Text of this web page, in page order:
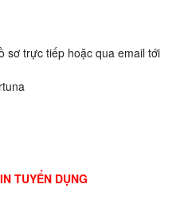
sơ trực tiếp hoặc qua email tới
TUYỂN DỤNG